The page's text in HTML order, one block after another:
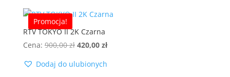
Promocja!
RTV TOKYO II 2K Czarna
Cena: 900,00zł Pierwotna
wynosiła:
420,00 złAktualna
wynosi:
Dodaj do ulubionych